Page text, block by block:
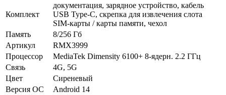
Комплект
документация, зарядное устройство, кабель
USB Type-C, скрепка для извлечения слота
SIM-карты / карты памяти, чехол
Память
8/256 Гб
Артикул
RMX3999
Процессор
MediaTek Dimensity 6100+ 8-ядерн. 2.2 ГГц
Связь
4G, 5G
Цвет
Сиреневый
Версия ОС
Android 14